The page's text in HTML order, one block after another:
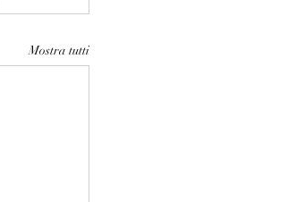
Mostra tutti